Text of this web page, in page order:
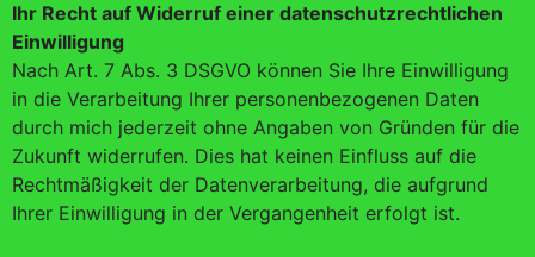
Ihr Recht auf Widerruf einer datenschutzrechtlichen
Einwilligung
Nach Art. 7 Abs. 3 DSGVO können Sie Ihre Einwilligung
in die Verarbeitung Ihrer personenbezogenen Daten
durch mich jederzeit ohne Angaben von Gründen für die
Zukunft widerrufen. Dies hat keinen Einfluss auf die
Rechtmäßigkeit der Datenverarbeitung, die aufgrund
Ihrer Einwilligung in der Vergangenheit erfolgt ist.